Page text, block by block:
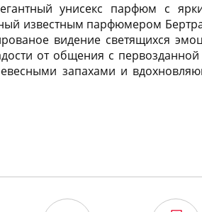
унисекс парфюм с
известным парфюмером
видение светящихся
от общения с
запахами и